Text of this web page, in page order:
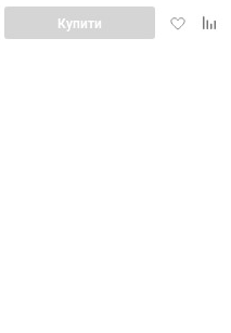
Додати
Купити